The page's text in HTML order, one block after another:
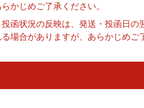
かじめご了承ください。
函状況の反映は、発送・投函日
場合がありますが、あらかじめご